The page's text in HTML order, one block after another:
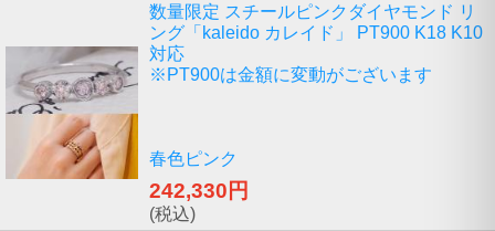
数量限定 スチールピンクダイヤモンド リ
ング「kaleido カレイド」 PT900 K18 K10
対応
※PT900は金額に変動がございます
春色ピンク
242,330円
(税込)